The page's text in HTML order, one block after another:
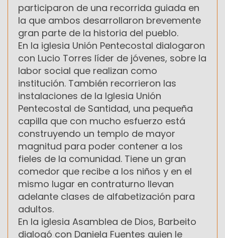
participaron de una recorrida guiada en
la que ambos desarrollaron brevemente
gran parte de la historia del pueblo.
En la iglesia Unión Pentecostal dialogaron
con Lucio Torres líder de jóvenes, sobre la
labor social que realizan como
institución. También recorrieron las
instalaciones de la Iglesia Unión
Pentecostal de Santidad, una pequeña
capilla que con mucho esfuerzo está
construyendo un templo de mayor
magnitud para poder contener a los
fieles de la comunidad. Tiene un gran
comedor que recibe a los niños y en el
mismo lugar en contraturno llevan
adelante clases de alfabetización para
adultos.
En la iglesia Asamblea de Dios, Barbeito
dialogó con Daniela Fuentes quien le